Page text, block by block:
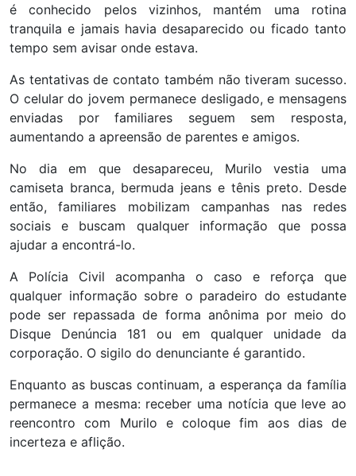
é conhecido pelos vizinhos, mantém uma rotina
tranquila e jamais havia desaparecido ou ficado tanto
tempo sem avisar onde estava.
As tentativas de contato também não tiveram sucesso.
O celular do jovem permanece desligado, e mensagens
enviadas por familiares seguem sem resposta,
aumentando a apreensão de parentes e amigos.
No dia em que desapareceu, Murilo vestia uma
camiseta branca, bermuda jeans e tênis preto. Desde
então, familiares mobilizam campanhas nas redes
sociais e buscam qualquer informação que possa
ajudar a encontrá-lo.
A Polícia Civil acompanha o caso e reforça que
qualquer informação sobre o paradeiro do estudante
pode ser repassada de forma anônima por meio do
Disque Denúncia 181 ou em qualquer unidade da
corporação. O sigilo do denunciante é garantido.
Enquanto as buscas continuam, a esperança da família
permanece a mesma: receber uma notícia que leve ao
reencontro com Murilo e coloque fim aos dias de
incerteza e aflição.